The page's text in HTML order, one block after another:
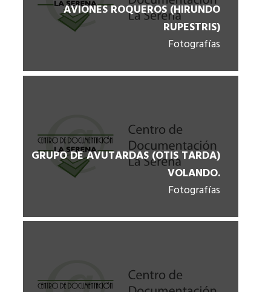
AVIONES ROQUEROS (HIRUNDO
RUPESTRIS)
Fotografías
GRUPO DE AVUTARDAS (OTIS TARDA)
VOLANDO.
Fotografías